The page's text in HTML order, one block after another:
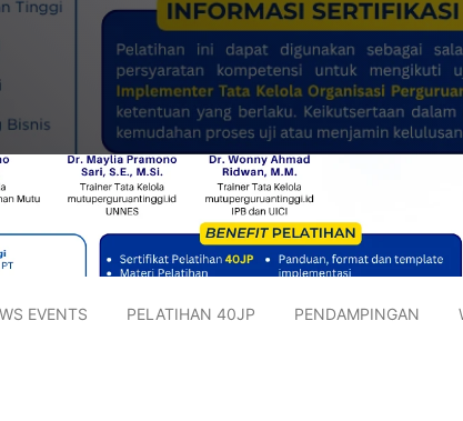
EVENTS PELATIHAN 40JP PENDAMPINGAN